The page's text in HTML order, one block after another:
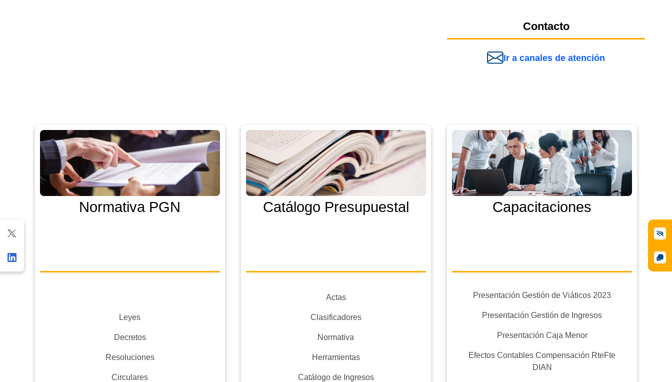
Contacto
Ir a canales de atención
Normativa PGN
Leyes
Decretos
Resoluciones
Circulares
Catálogo Presupuestal
Actas
Clasificadores
Normativa
Herramientas
Catálogo de Ingresos
Capacitaciones
Presentación Gestión de Viáticos 2023
Presentación Gestión de Ingresos
Presentación Caja Menor
Efectos Contables Compensación RteFte
DIAN